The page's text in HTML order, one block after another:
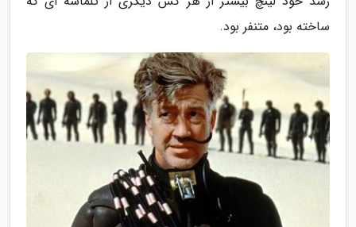
ساخته بود، متنفر بود.